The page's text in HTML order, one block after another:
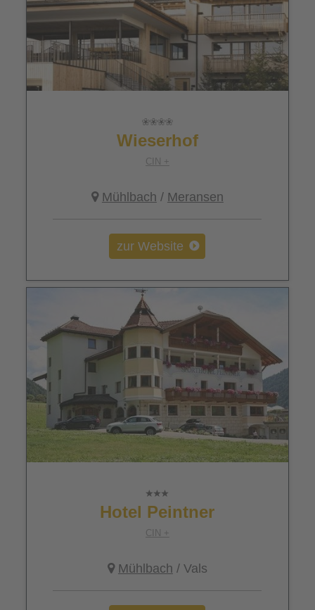
Wieserhof
CIN +
Mühlbach / Meransen
zur Website
Hotel Peintner
CIN +
Mühlbach / Vals